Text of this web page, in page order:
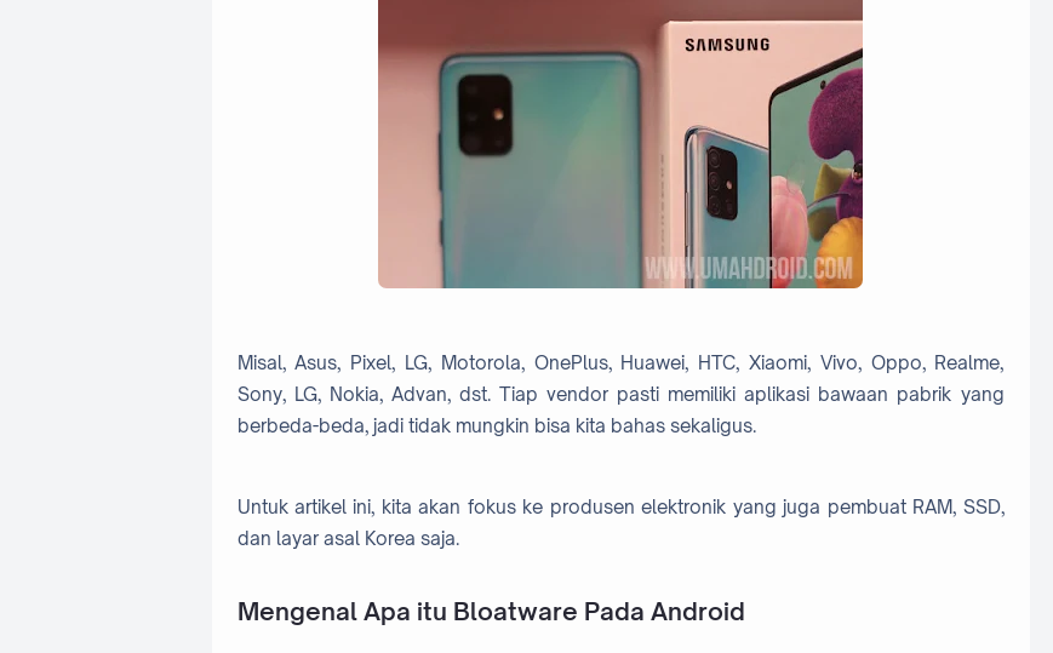
Misal, Asus, Pixel, LG, Motorola, OnePlus, Huawei, HTC, Xiaomi, Vivo, Oppo, Realme,
Sony, LG, Nokia, Advan, dst. Tiap vendor pasti memiliki aplikasi bawaan pabrik yang
berbeda-beda, jadi tidak mungkin bisa kita bahas sekaligus.
Untuk artikel ini, kita akan fokus ke produsen elektronik yang juga pembuat RAM, SSD,
dan layar asal Korea saja.
Mengenal Apa itu Bloatware Pada Android